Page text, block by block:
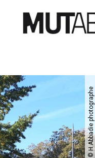
© H.Abbadie photographe